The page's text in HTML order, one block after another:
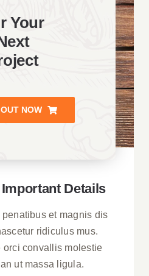
Your
NOW
Details
et magnis dis
ridiculus mus.
orci convallis molestie
ut massa ligula.